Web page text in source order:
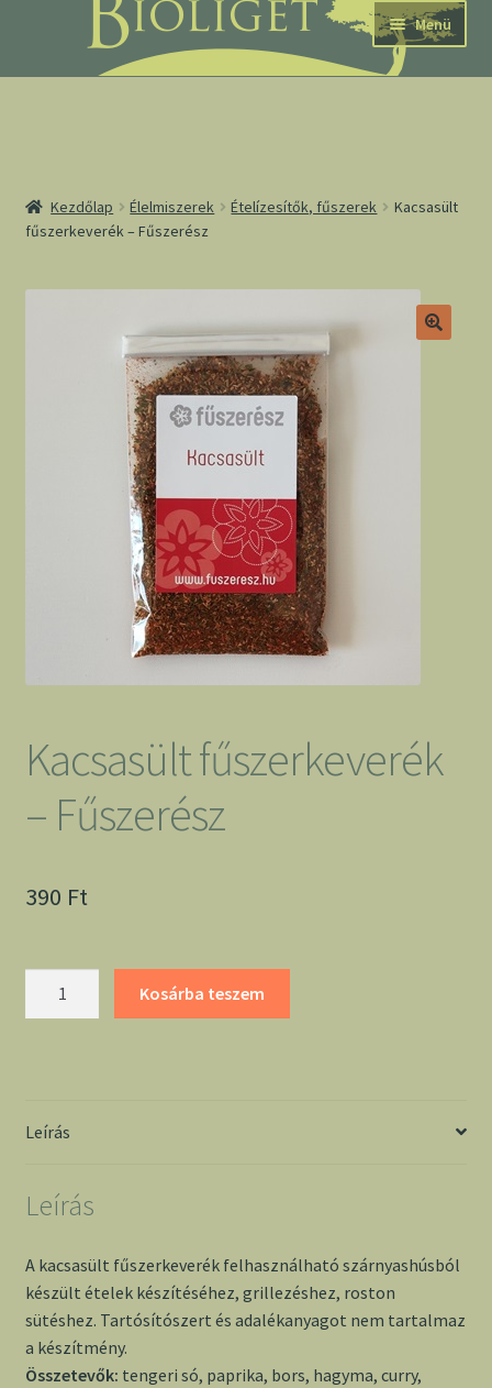
navigációhoz
tartalomba
Menü
Kezdőlap Élelmiszerek Ételízesítők, fűszerek
Kacsasült
fűszerkeverék – Fűszerész
Kacsasült fűszerkeverék
– Fűszerész
390 Ft
Kosárba teszem
Leírás
Leírás
A kacsasült fűszerkeverék felhasználható szárnyashúsból
készült ételek készítéséhez, grillezéshez, roston
sütéshez. Tartósítószert és adalékanyagot nem tartalmaz
a készítmény.
Összetevők: tengeri só, paprika, bors, hagyma, curry,